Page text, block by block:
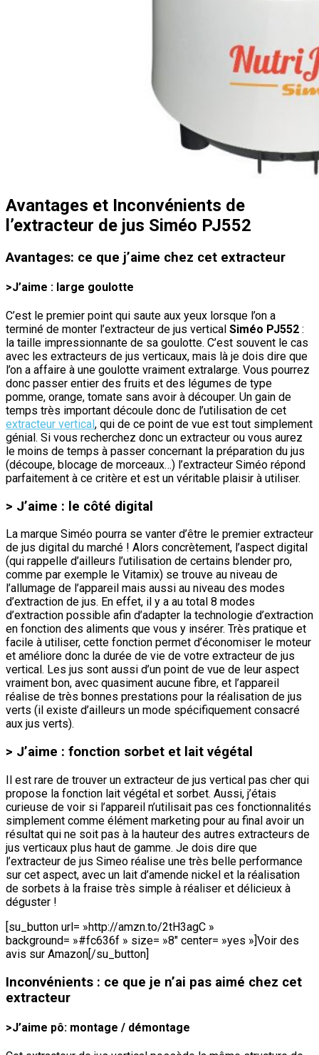
Avantages et Inconvénients de
l’extracteur de jus Siméo PJ552
Avantages: ce que j’aime chez cet extracteur
>J’aime : large goulotte
C’est le premier point qui saute aux yeux lorsque l’on a
terminé de monter l’extracteur de jus vertical Siméo PJ552 :
la taille impressionnante de sa goulotte. C’est souvent le cas
avec les extracteurs de jus verticaux, mais là je dois dire que
l’on a affaire à une goulotte vraiment extralarge. Vous pourrez
donc passer entier des fruits et des légumes de type
pomme, orange, tomate sans avoir à découper. Un gain de
temps très important découle donc de l’utilisation de cet
extracteur vertical, qui de ce point de vue est tout simplement
génial. Si vous recherchez donc un extracteur ou vous aurez
le moins de temps à passer concernant la préparation du jus
(découpe, blocage de morceaux…) l’extracteur Siméo répond
parfaitement à ce critère et est un véritable plaisir à utiliser.
> J’aime : le côté digital
La marque Siméo pourra se vanter d’être le premier extracteur
de jus digital du marché ! Alors concrètement, l’aspect digital
(qui rappelle d’ailleurs l’utilisation de certains blender pro,
comme par exemple le Vitamix) se trouve au niveau de
l’allumage de l’appareil mais aussi au niveau des modes
d’extraction de jus. En effet, il y a au total 8 modes
d’extraction possible afin d’adapter la technologie d’extraction
en fonction des aliments que vous y insérer. Très pratique et
facile à utiliser, cette fonction permet d’économiser le moteur
et améliore donc la durée de vie de votre extracteur de jus
vertical. Les jus sont aussi d’un point de vue de leur aspect
vraiment bon, avec quasiment aucune fibre, et l’appareil
réalise de très bonnes prestations pour la réalisation de jus
verts (il existe d’ailleurs un mode spécifiquement consacré
aux jus verts).
> J’aime : fonction sorbet et lait végétal
Il est rare de trouver un extracteur de jus vertical pas cher qui
propose la fonction lait végétal et sorbet. Aussi, j’étais
curieuse de voir si l’appareil n’utilisait pas ces fonctionnalités
simplement comme élément marketing pour au final avoir un
résultat qui ne soit pas à la hauteur des autres extracteurs de
jus verticaux plus haut de gamme. Je dois dire que
l’extracteur de jus Simeo réalise une très belle performance
sur cet aspect, avec un lait d’amende nickel et la réalisation
de sorbets à la fraise très simple à réaliser et délicieux à
déguster !
[su_button url= »http://amzn.to/2tH3agC »
background= »#fc636f » size= »8″ center= »yes »]Voir des
avis sur Amazon[/su_button]
Inconvénients : ce que je n’ai pas aimé chez cet
extracteur
>J’aime pô: montage / démontage